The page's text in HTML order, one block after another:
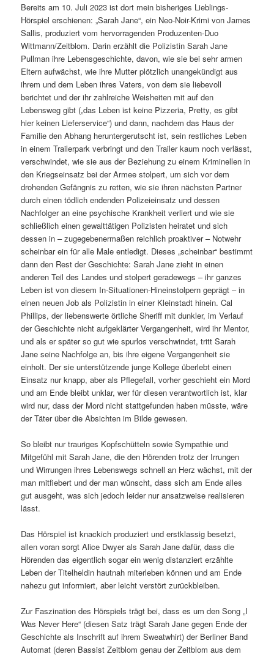
Bereits am 10. Juli 2023 ist dort mein bisheriges Lieblings-
Hörspiel erschienen: „Sarah Jane“, ein Neo-Noir-Krimi von James
Sallis, produziert vom hervorragenden Produzenten-Duo
Wittmann/Zeitblom. Darin erzählt die Polizistin Sarah Jane
Pullman ihre Lebensgeschichte, davon, wie sie bei sehr armen
Eltern aufwächst, wie ihre Mutter plötzlich unangekündigt aus
ihrem und dem Leben ihres Vaters, von dem sie liebevoll
berichtet und der ihr zahlreiche Weisheiten mit auf den
Lebensweg gibt („das Leben ist keine Pizzeria, Pretty, es gibt
hier keinen Lieferservice“) und dann, nachdem das Haus der
Familie den Abhang heruntergerutscht ist, sein restliches Leben
in einem Trailerpark verbringt und den Trailer kaum noch verlässt,
verschwindet, wie sie aus der Beziehung zu einem Kriminellen in
den Kriegseinsatz bei der Armee stolpert, um sich vor dem
drohenden Gefängnis zu retten, wie sie ihren nächsten Partner
durch einen tödlich endenden Polizeieinsatz und dessen
Nachfolger an eine psychische Krankheit verliert und wie sie
schließlich einen gewalttätigen Polizisten heiratet und sich
dessen in – zugegebenermaßen reichlich proaktiver – Notwehr
scheinbar ein für alle Male entledigt. Dieses „scheinbar“ bestimmt
dann den Rest der Geschichte: Sarah Jane zieht in einen
anderen Teil des Landes und stolpert geradewegs – ihr ganzes
Leben ist von diesem In-Situationen-Hineinstolpern geprägt – in
einen neuen Job als Polizistin in einer Kleinstadt hinein. Cal
Phillips, der liebenswerte örtliche Sheriff mit dunkler, im Verlauf
der Geschichte nicht aufgeklärter Vergangenheit, wird ihr Mentor,
und als er später so gut wie spurlos verschwindet, tritt Sarah
Jane seine Nachfolge an, bis ihre eigene Vergangenheit sie
einholt. Der sie unterstützende junge Kollege überlebt einen
Einsatz nur knapp, aber als Pflegefall, vorher geschieht ein Mord
und am Ende bleibt unklar, wer für diesen verantwortlich ist, klar
wird nur, dass der Mord nicht stattgefunden haben müsste, wäre
der Täter über die Absichten im Bilde gewesen.
So bleibt nur trauriges Kopfschütteln sowie Sympathie und
Mitgefühl mit Sarah Jane, die den Hörenden trotz der Irrungen
und Wirrungen ihres Lebenswegs schnell an Herz wächst, mit der
man mitfiebert und der man wünscht, dass sich am Ende alles
gut ausgeht, was sich jedoch leider nur ansatzweise realisieren
lässt.
Das Hörspiel ist knackich produziert und erstklassig besetzt,
allen voran sorgt Alice Dwyer als Sarah Jane dafür, dass die
Hörenden das eigentlich sogar ein wenig distanziert erzählte
Leben der Titelheldin hautnah miterleben können und am Ende
nahezu gut informiert, aber leicht verstört zurückbleiben.
Zur Faszination des Hörspiels trägt bei, dass es um den Song „I
Was Never Here“ (diesen Satz trägt Sarah Jane gegen Ende der
Geschichte als Inschrift auf ihrem Sweatwhirt) der Berliner Band
Automat (deren Bassist Zeitblom genau der Zeitblom aus dem